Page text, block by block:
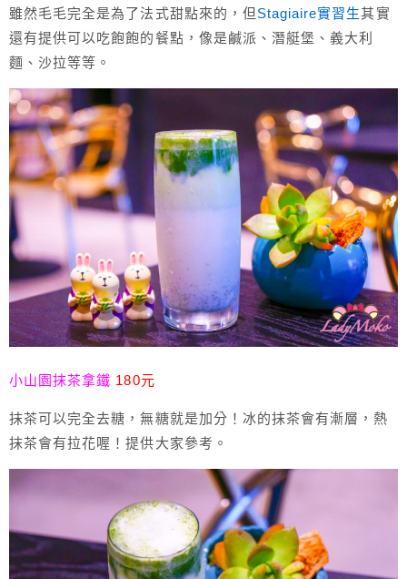
雖然毛毛完全是為了法式甜點來的，但Stagiaire實習生其實
還有提供可以吃飽飽的餐點，像是鹹派、潛艇堡、義大利
麵、沙拉等等。
小山園抹茶拿鐵 180元
抹茶可以完全去糖，無糖就是加分！冰的抹茶會有漸層，熱
抹茶會有拉花喔！提供大家參考。